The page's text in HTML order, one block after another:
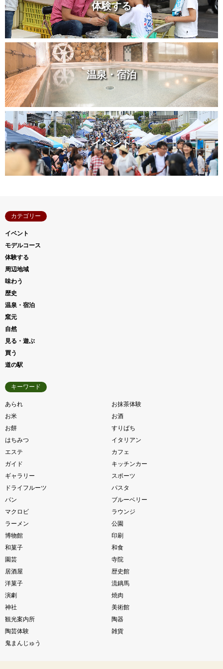
体験する
温泉・宿泊
イベント
カテゴリー
イベント
モデルコース
体験する
周辺地域
味わう
歴史
温泉・宿泊
窯元
自然
見る・遊ぶ
買う
道の駅
キーワード
あられ
お抹茶体験
お米
お酒
お餅
すりばち
はちみつ
イタリアン
エステ
カフェ
ガイド
キッチンカー
ギャラリー
スポーツ
ドライフルーツ
パスタ
パン
ブルーベリー
マクロビ
ラウンジ
ラーメン
公園
博物館
印刷
和菓子
和食
園芸
寺院
居酒屋
歴史館
洋菓子
流鏑馬
演劇
焼肉
神社
美術館
観光案内所
陶器
陶芸体験
雑貨
鬼まんじゅう